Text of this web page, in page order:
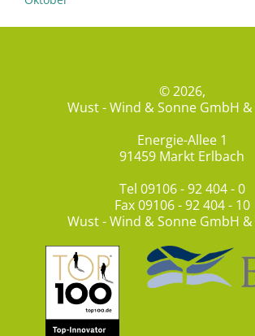
© 2026,
Wust - Wind & Sonne GmbH &
Energie-Allee 1
91459 Markt Erlbach
Tel 09106 - 92 404 - 0
Fax 09106 - 92 404 - 10
Wust - Wind & Sonne GmbH &